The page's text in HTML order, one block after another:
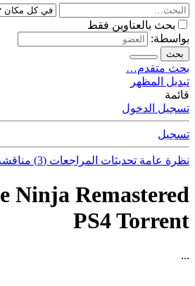
بحث بالعناوين فقط
بواسطة:
بحث
بحث متقدم…
تبديل المظهر
قائمة
تسجيل الدخول
تسجيل
نظرة عامة تحديثات المراجعات (3) مناقشة
Ninja Remastered
PS4 Torrent
...